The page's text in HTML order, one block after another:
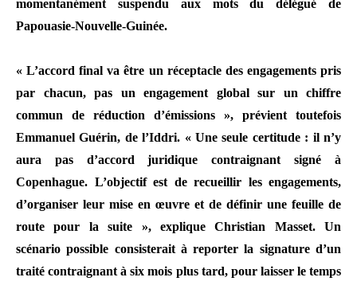
momentanément suspendu aux mots du délégué de
Papouasie-Nouvelle-Guinée.
« L’accord final va être un réceptacle des engagements pris
par chacun, pas un engagement global sur un chiffre
commun de réduction d’émissions », prévient toutefois
Emmanuel Guérin, de l’Iddri. « Une seule certitude : il n’y
aura pas d’accord juridique contraignant signé à
Copenhague. L’objectif est de recueillir les engagements,
d’organiser leur mise en œuvre et de définir une feuille de
route pour la suite », explique Christian Masset. Un
scénario possible consisterait à reporter la signature d’un
traité contraignant à six mois plus tard, pour laisser le temps